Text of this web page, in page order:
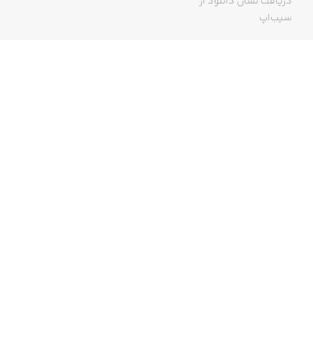
سیب‌اپ